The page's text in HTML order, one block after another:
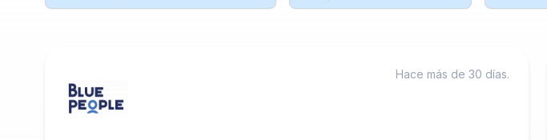
Hace más de 30 días.